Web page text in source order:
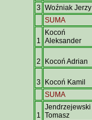
3 Woźniak Jerzy
SUMA
1
Kocoń
Aleksander
2 Kocoń Adrian
3 Kocoń Kamil
SUMA
1
Jendrzejewski
Tomasz